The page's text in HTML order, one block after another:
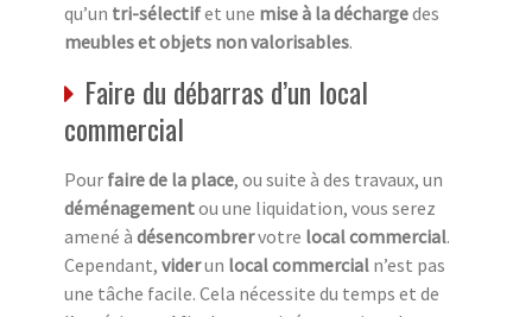
qu’un tri-sélectifet une mise à la déchargedes
meubles et objets non valorisables.
Faire du débarras d’un local
commercial
Pour faire de la place, ou suite à des travaux, un
déménagementou une liquidation, vous serez
amené à désencombrervotre local commercial.
Cependant, viderun local commercial n’est pas
une tâche facile. Cela nécessite du temps et de